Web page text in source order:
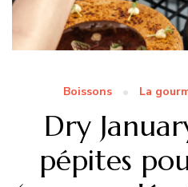
Boissons La
Dry
pépites